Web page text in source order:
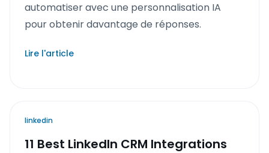
automatiser avec une personnalisation IA
pour obtenir davantage de réponses.
Lire l'article
linkedin
11 Best LinkedIn CRM Integrations